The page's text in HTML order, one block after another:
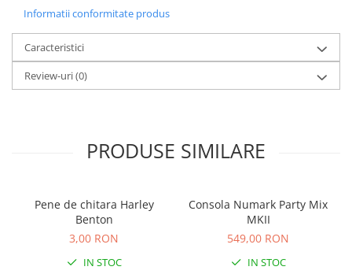
Stative si schela lumini
Instrumente Muzicale
Chitare si bass
Claviaturi
Instrumente si jucarii pentru copii
Tobe
Accesorii DJ
Accesorii Pick-up si Vinyl
Informatii conformitate produs
Caracteristici
Review-uri(0)
PRODUSE SIMILARE
Pene de chitara Harley
Benton
3,00 RON
IN STOC
Consola Numark Party Mix
MKII
549,00 RON
IN STOC